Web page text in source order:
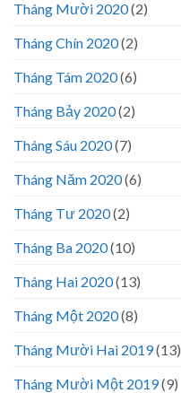
Tháng Mười 2020(2)
Tháng Chín 2020(2)
Tháng Tám 2020(6)
Tháng Bảy 2020(2)
Tháng Sáu 2020(7)
Tháng Năm 2020(6)
Tháng Tư 2020(2)
Tháng Ba 2020(10)
Tháng Hai 2020(13)
Tháng Một 2020(8)
Tháng Mười Hai 2019(13)
Tháng Mười Một 2019(9)